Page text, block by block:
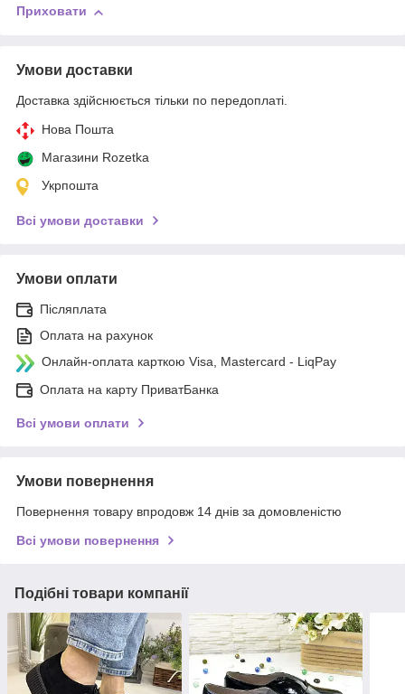
Приховати
Умови доставки
Доставка здійснюється тільки по передоплаті.
Нова Пошта
Магазини Rozetka
Укрпошта
Всі умови доставки
Умови оплати
Післяплата
Оплата на рахунок
Онлайн-оплата карткою Visa, Mastercard - LiqPay
Оплата на карту ПриватБанка
Всі умови оплати
Умови повернення
Повернення товару впродовж 14 днів за домовленістю
Всі умови повернення
Подібні товари компанії